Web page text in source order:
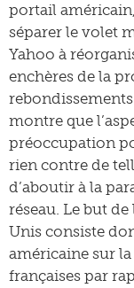
portail
séparer le volet
Yahoo à
enchères de la
montre que
préoccupation
rien contre de
d’aboutir à la
réseau. Le but
Unis consiste
américaine sur
françaises par